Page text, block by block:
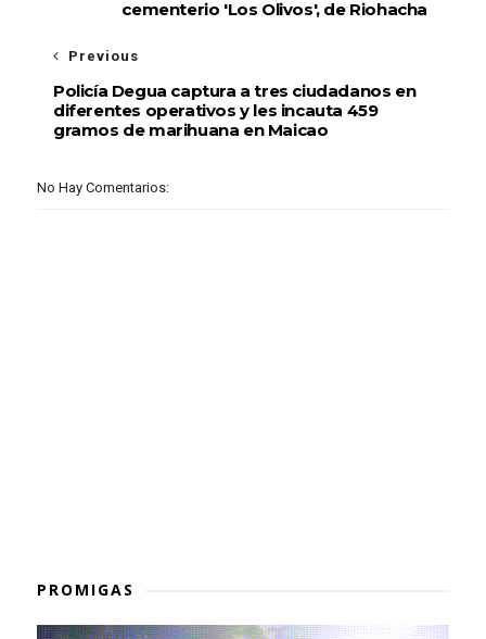
cementerio 'Los Olivos', de Riohacha
Previous
Policía Degua captura a tres ciudadanos en
diferentes operativos y les incauta 459
gramos de marihuana en Maicao
No Hay Comentarios:
PROMIGAS